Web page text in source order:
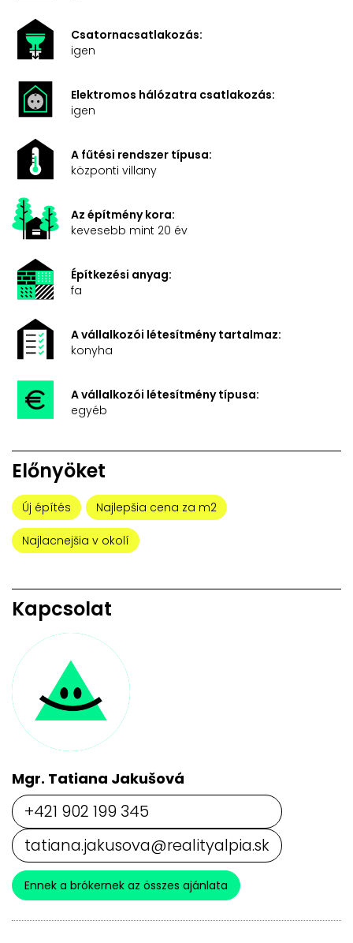
Csatornacsatlakozás:
igen
Elektromos hálózatra csatlakozás:
igen
A fűtési rendszer típusa:
központi villany
Az építmény kora:
kevesebb mint 20 év
Építkezési anyag:
fa
A vállalkozói létesítmény tartalmaz:
konyha
A vállalkozói létesítmény típusa:
egyéb
Előnyöket
Új építés Najlepšia cena za m2
Najlacnejšia v okolí
Kapcsolat
Mgr. Tatiana Jakušová
+421 902 199 345
tatiana.jakusova@realityalpia.sk
Ennek a brókernek az összes ajánlata